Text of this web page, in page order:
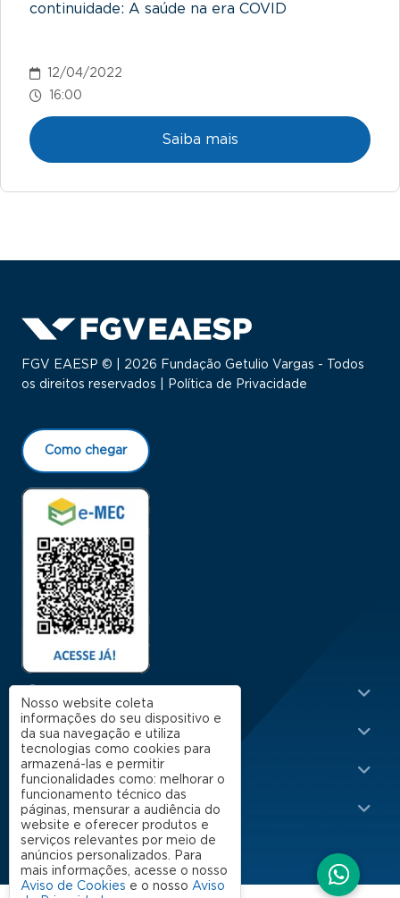
continuidade: A saúde na era COVID
Saiba mais
12/04/2022
16:00
FGV EAESP © | 2026 Fundação Getulio Vargas - Todos
os direitos reservados |
Política de Privacidade
Como chegar
Menu Rodapé 1
Escola
Rodapé 2
Apoio
Impacto
Nosso website coleta
informações do seu dispositivo e
da sua navegação e utiliza
tecnologias como cookies para
armazená-las e permitir
funcionalidades como: melhorar o
funcionamento técnico das
páginas, mensurar a audiência do
website e oferecer produtos e
serviços relevantes por meio de
anúncios personalizados. Para
mais informações, acesse o nosso
Aviso de Cookies e o nosso Aviso